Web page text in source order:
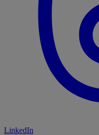
LinkedIn